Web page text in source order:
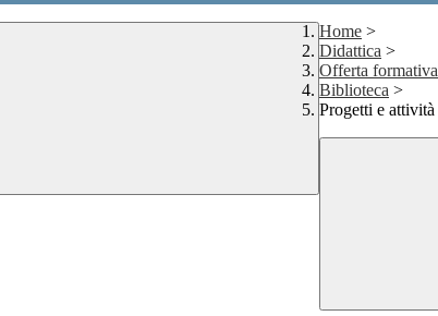
Home >
Didattica >
Offerta formativa
Biblioteca >
Progetti e attività